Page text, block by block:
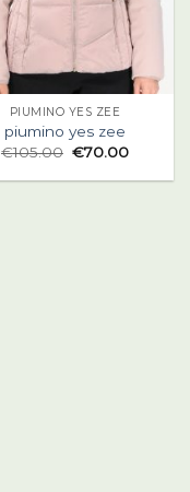
PIUMINO YES ZEE
piumino yes zee
€105.00 €70.00